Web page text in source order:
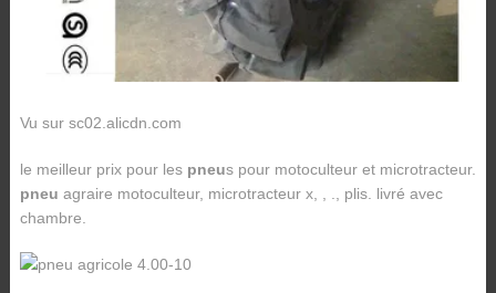
Vu sur sc02.alicdn.com
le meilleur prix pour les pneus pour motoculteur et microtracteur.
pneu agraire motoculteur, microtracteur x, , ., plis. livré avec
chambre.